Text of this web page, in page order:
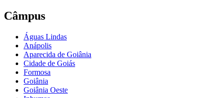
Câmpus
Águas Lindas
Anápolis
Aparecida de Goiânia
Cidade de Goiás
Formosa
Goiânia
Goiânia Oeste